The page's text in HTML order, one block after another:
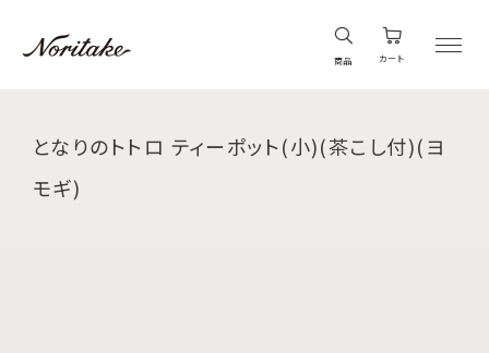
商品 カート
となりのトトロ ティーポット(小)(茶こし付)(ヨ
モギ)